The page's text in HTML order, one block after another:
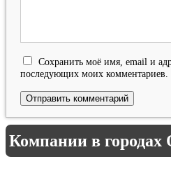
Сохранить моё имя, email и
последующих моих комментариев.
Компании в городах